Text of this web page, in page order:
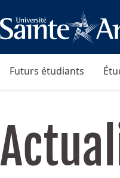
Futurs étudiants